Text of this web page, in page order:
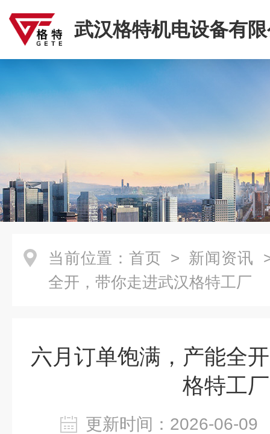
武汉格特机电设备有
当前位置： 首页 > 新闻资讯
全开，带你走进武汉格特工厂
六月订单饱满，产能全
格特工厂
更新时间：2026-06-